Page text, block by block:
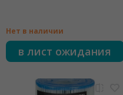
Нет в наличии
в лист ожидания